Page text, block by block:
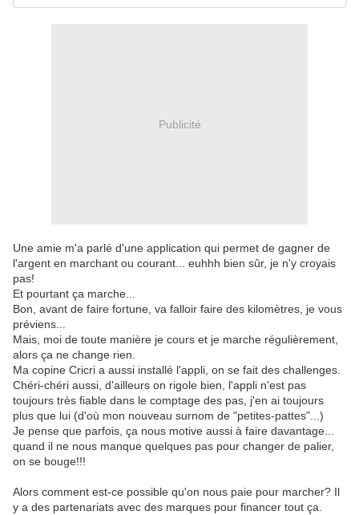
Publicité
Une amie m'a parlé d'une application qui permet de gagner de
l'argent en marchant ou courant... euhhh bien sûr, je n'y croyais
pas!
Et pourtant ça marche...
Bon, avant de faire fortune, va falloir faire des kilomètres, je vous
préviens...
Mais, moi de toute manière je cours et je marche régulièrement,
alors ça ne change rien.
Ma copine Cricri a aussi installé l'appli, on se fait des challenges.
Chéri-chéri aussi, d'ailleurs on rigole bien, l'appli n'est pas
toujours très fiable dans le comptage des pas, j'en ai toujours
plus que lui (d'où mon nouveau surnom de "petites-pattes"...)
Je pense que parfois, ça nous motive aussi à faire davantage...
quand il ne nous manque quelques pas pour changer de palier,
on se bouge!!!
Alors comment est-ce possible qu'on nous paie pour marcher? Il
y a des partenariats avec des marques pour financer tout ça.